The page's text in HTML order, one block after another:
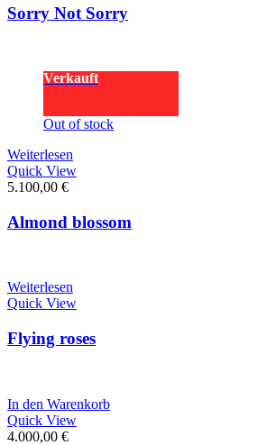
Sorry Not Sorry
Verkauft
Out of stock
Weiterlesen
Quick View
5.100,00 €
Almond blossom
Weiterlesen
Quick View
Flying roses
In den Warenkorb
Quick View
4.000,00 €